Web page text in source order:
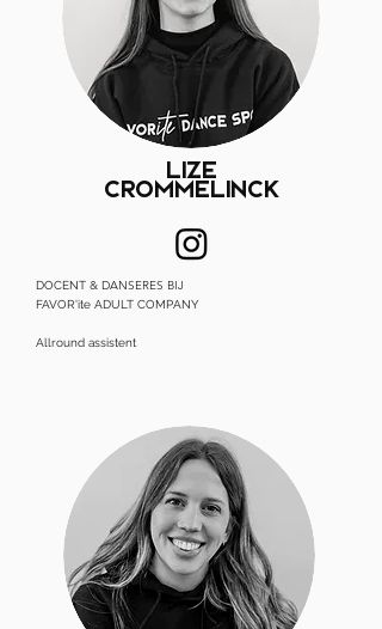
LIZE
CROMMELInCK
DOCENT & DANSERES BIJ
FAVOR'ite ADULT COMPANY
Allround assistent